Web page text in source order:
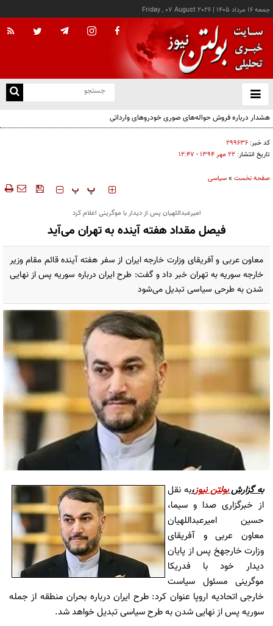
جمعه ۱۶ مرداد ۱۴۰۵ |
Friday , 07 August 2026
باز
و
کد خبر: ۲۹۹۶۳۶
تاریخ انتشار: ۲۲ مهر ۱۳۹۴ - ۱۲:۴۷
صفحه نخست »سیاسی
‍‍‍ پ پ
امیرعبداللهیان پس از دیدار با موگرینی اعلام کرد
فیصل مقداد هفته آینده به تهران می‌آید
معاون عربی و آفریقای وزارت خارجه ایران از سفر هفته آینده قائم مقام وزیر
خارجه سوریه به تهران خبر داد و گفت: طرح ایران درباره سوریه پس از نهایی
شدن به طرحی سیاسی تبدیل می‌شود
به گزارشبولتن نیوز،به نقل
از خبرگزاری صدا و سیما،
حسین امیرعبداللهیان
معاون عربی و آفریقای
وزارت خارجهخ پس از پایان
دیدار خود با فدریکا
موگرینی مسئول سیاست
خارجی اتحادیه اروپا عنوان کرد: طرح ایران درباره بحران منطقه از جمله
سوریه پس از نهایی شدن به طرح سیاسی تبدیل خواهد شد.